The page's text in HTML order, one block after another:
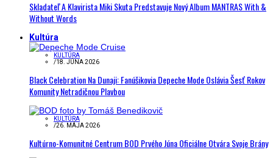
Skladateľ A Klavirista Miki Skuta Predstavuje Nový Album MANTRAS With &
Without Words
Kultúra
KULTÚRA
/18. JÚNA 2026
Black Celebration Na Dunaji: Fanúšikovia Depeche Mode Oslávia Šesť Rokov
Komunity Netradičnou Plavbou
KULTÚRA
/26. MÁJA 2026
Kultúrno-Komunitné Centrum BOD Prvého Júna Oficiálne Otvára Svoje Brány